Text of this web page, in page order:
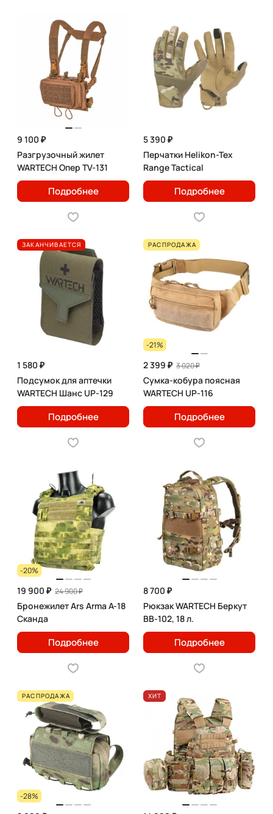
9 100 ₽
Разгрузочный жилет
WARTECH Опер TV-131
Подробнее
5 390 ₽
Перчатки Helikon-Tex
Range Tactical
Подробнее
ЗАКАНЧИВАЕТСЯ
1 580 ₽
Подсумок для аптечки
WARTECH Шанс UP-129
Подробнее
РАСПРОДАЖА
-21%
2 399 ₽ 3 020 ₽
Сумка-кобура поясная
WARTECH UP-116
Подробнее
-20%
19 900 ₽ 24 900 ₽
Бронежилет Ars Arma А-18
Сканда
Подробнее
8 700 ₽
Рюкзак WARTECH Беркут
BB-102, 18 л.
Подробнее
РАСПРОДАЖА
-28%
ХИТ